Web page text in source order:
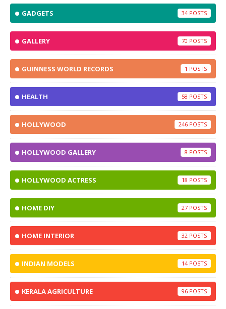
GADGETS 34
GALLERY 70
GUINNESS WORLD RECORDS 1
HEALTH 58
HOLLYWOOD 246
HOLLYWOOD GALLERY 8
HOLLYWOOD ACTRESS 18
HOME DIY 27
HOME INTERIOR 32
INDIAN MODELS 14
KERALA AGRICULTURE 96